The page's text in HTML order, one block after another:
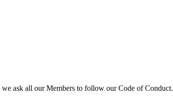
ask all our Members to follow our Code of Conduct.